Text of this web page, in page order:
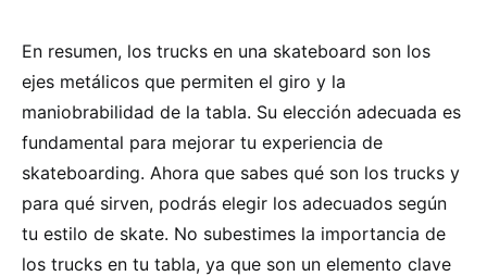
En resumen, los trucks en una skateboard son los
ejes metálicos que permiten el giro y la
maniobrabilidad de la tabla. Su elección adecuada es
fundamental para mejorar tu experiencia de
skateboarding. Ahora que sabes qué son los trucks y
para qué sirven, podrás elegir los adecuados según
tu estilo de skate. No subestimes la importancia de
los trucks en tu tabla, ya que son un elemento clave